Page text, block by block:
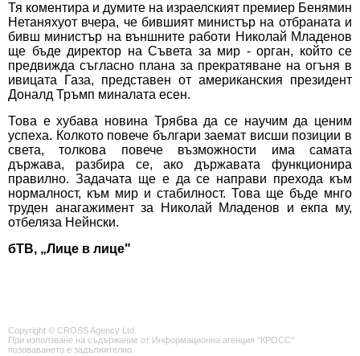
Тя коментира и думите на израелският премиер Бенямин
Нетаняхуот вчера, че бившият министър на отбраната и
бивш министър на външните работи Николай Младенов
ще бъде директор на Съвета за мир - орган, който се
предвижда съгласно плана за прекратяване на огъня в
ивицата Газа, представен от американския президент
Доналд Тръмп миналата есен.
Това е хубава новина Трябва да се научим да ценим
успеха. Колкото повече българи заемат висши позиции в
света, толкова повече възможности има самата
държава, разбира се, ако държавата функционира
правилно. Задачата ще е да се направи прехода към
нормалност, към мир и стабилност. Това ще бъде мнго
труден анагажимент за Николай Младенов и екпа му,
отбеляза Нейнски.
бТВ, „Лице в лице"
Copyright © CROSS Agency Ltd.
При използване на съдържание от Информационна агенция "КРОСС"
позоваването е задължително.